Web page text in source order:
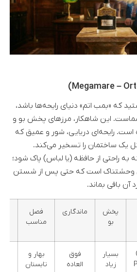
که «بمب اتم» دنیای رایحه‌ها باشد،
این شاهکار، مرزهای پخش بو و
است. رایحه‌ای دریایی، شور و عمیق که
کل یک ساختمان را تسخیر می‌کند.
راحتی از حافظه (یا لباس) پاک شود؛
وحشتناک است که حتی پس از شستن
باقی بماند.
پخش
بو
ماندگاری
فصل
مناسب
بسیار
زیاد
فوق
العاده
بهار و
تابستان